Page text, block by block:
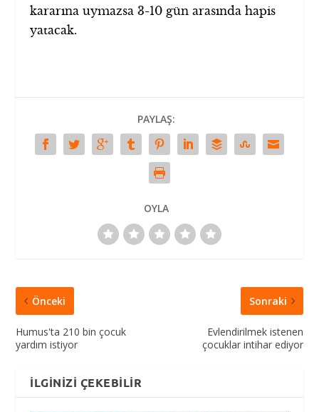
kararına uymazsa 3-10 gün arasında hapis
yatacak.
PAYLAŞ:
OYLA
Önceki
Humus'ta 210 bin çocuk
yardım istiyor
Sonraki
Evlendirilmek istenen
çocuklar intihar ediyor
İLGINIZI ÇEKEBILIR